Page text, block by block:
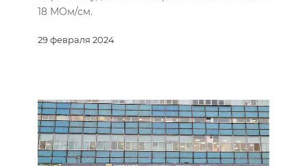
29 февраля 2024
18 МОм/см.